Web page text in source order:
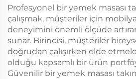
Profesyonel bir yemek masası
çalışmak, müşteriler için
deneyimini önemli ölçüde
sunar. Birincisi, müşteriler
doğrudan çalışırken elde
olduğu kapsamlı bir ürün
Güvenilir bir yemek masası